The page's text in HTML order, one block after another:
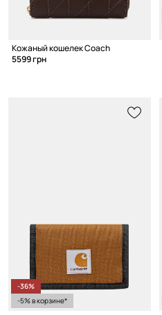
Кожаный кошелек Coach
5599 грн
-36%
-5% в корзине*